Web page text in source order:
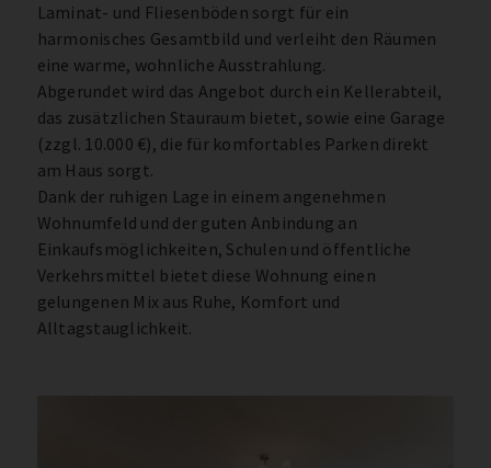
Laminat- und Fliesenböden sorgt für ein
harmonisches Gesamtbild und verleiht den Räumen
eine warme, wohnliche Ausstrahlung.
Abgerundet wird das Angebot durch ein Kellerabteil,
das zusätzlichen Stauraum bietet, sowie eine Garage
(zzgl. 10.000 €), die für komfortables Parken direkt
am Haus sorgt.
Dank der ruhigen Lage in einem angenehmen
Wohnumfeld und der guten Anbindung an
Einkaufsmöglichkeiten, Schulen und öffentliche
Verkehrsmittel bietet diese Wohnung einen
gelungenen Mix aus Ruhe, Komfort und
Alltagstauglichkeit.